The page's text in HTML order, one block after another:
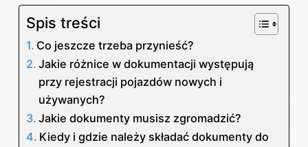
Spis treści
Co jeszcze trzeba przynieść?
Jakie różnice w dokumentacji występują
przy rejestracji pojazdów nowych i
używanych?
Jakie dokumenty musisz zgromadzić?
Kiedy i gdzie należy składać dokumenty do